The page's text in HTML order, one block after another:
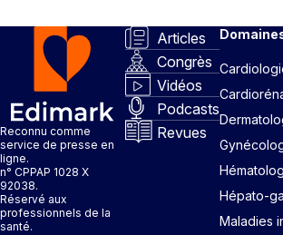
Reconnu comme
service de presse en
ligne.
n° CPPAP 1028 X
92038.
Réservé aux
professionnels de la
santé.
Articles
Congrès
Vidéos
Podcasts
Revues
Hépato-
Maladies